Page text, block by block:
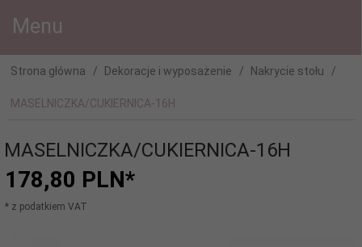
Menu
Strona główna Dekoracje i wyposażenie Nakrycie stołu
MASELNICZKA/CUKIERNICA-16H
MASELNICZKA/CUKIERNICA-16H
178,80 PLN*
* z podatkiem VAT